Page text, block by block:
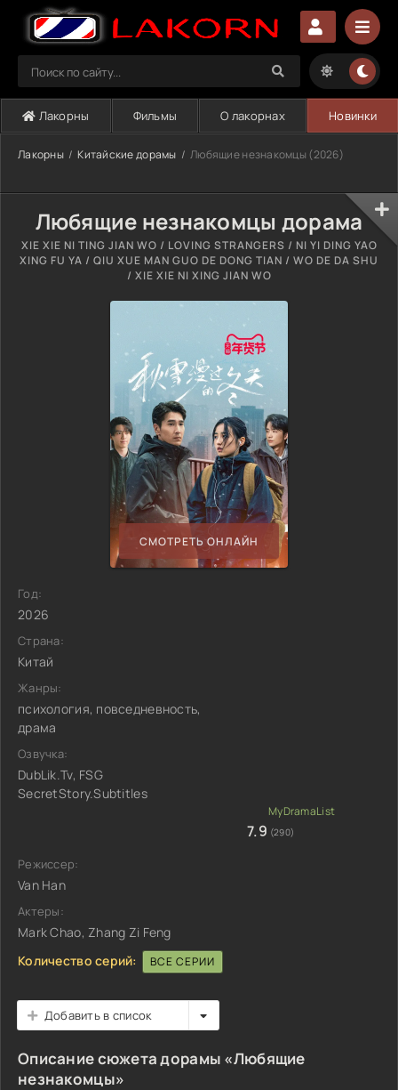
Лакорны Фильмы О лакорнах Новинки
Лакорны Китайские дорамы Любящие незнакомцы (2026)
Любящие незнакомцы дорама
XIE XIE NI TING JIAN WO / LOVING STRANGERS / NI YI DING YAO
XING FU YA / QIU XUE MAN GUO DE DONG TIAN / WO DE DA SHU
/ XIE XIE NI XING JIAN WO
СМОТРЕТЬ ОНЛАЙН
Год:
2026
Страна:
Китай
Жанры:
психология, повседневность,
драма
Озвучка:
DubLik.Tv, FSG
SecretStory.Subtitles
7.9 (290)
Режиссер:
Van Han
Актеры:
Mark Chao, Zhang Zi Feng
Количество серий:
ВСЕ СЕРИИ
Добавить в список
Описание сюжета дорамы «Любящие
незнакомцы»